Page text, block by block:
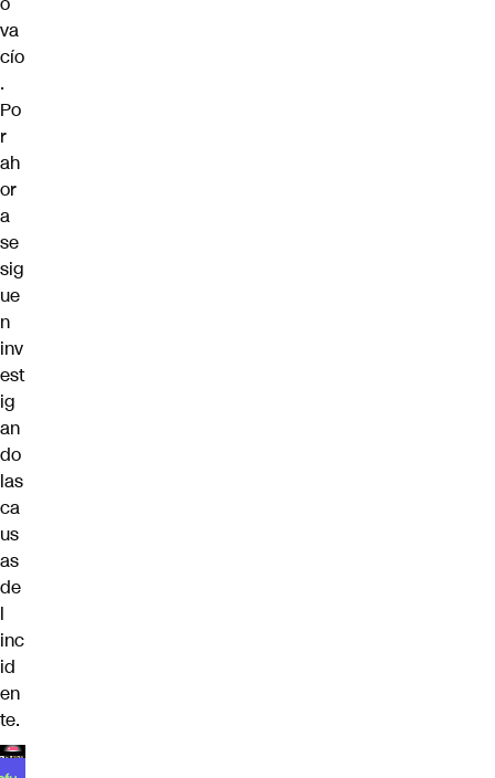
va
cío
.
Po
r
ah
or
a
se
sig
ue
n
inv
est
ig
an
do
las
ca
us
as
de
l
inc
id
en
te.